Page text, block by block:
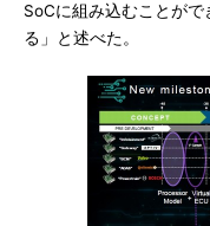
SoCに組み込むことが
る」と述べた。